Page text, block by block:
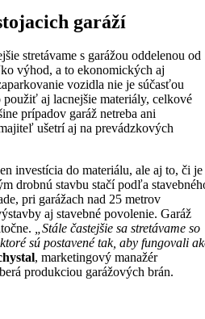
garáží
stretávame s garážou oddelenou od
výhod, a to ekonomických aj
vozidla nie je súčasťou
aj lacnejšie materiály, celkové
prípadov garáž netreba ani
ušetrí aj na prevádzkových
investícia do materiálu, ale aj to, či je
drobnú stavbu stačí podľa
pri garážach nad 25 metrov
aj stavebné povolenie. Garáž
„Stále častejšie sa stretávame so
sú postavené tak, aby fungovali
, marketingový manažér
produkciou garážových brán.